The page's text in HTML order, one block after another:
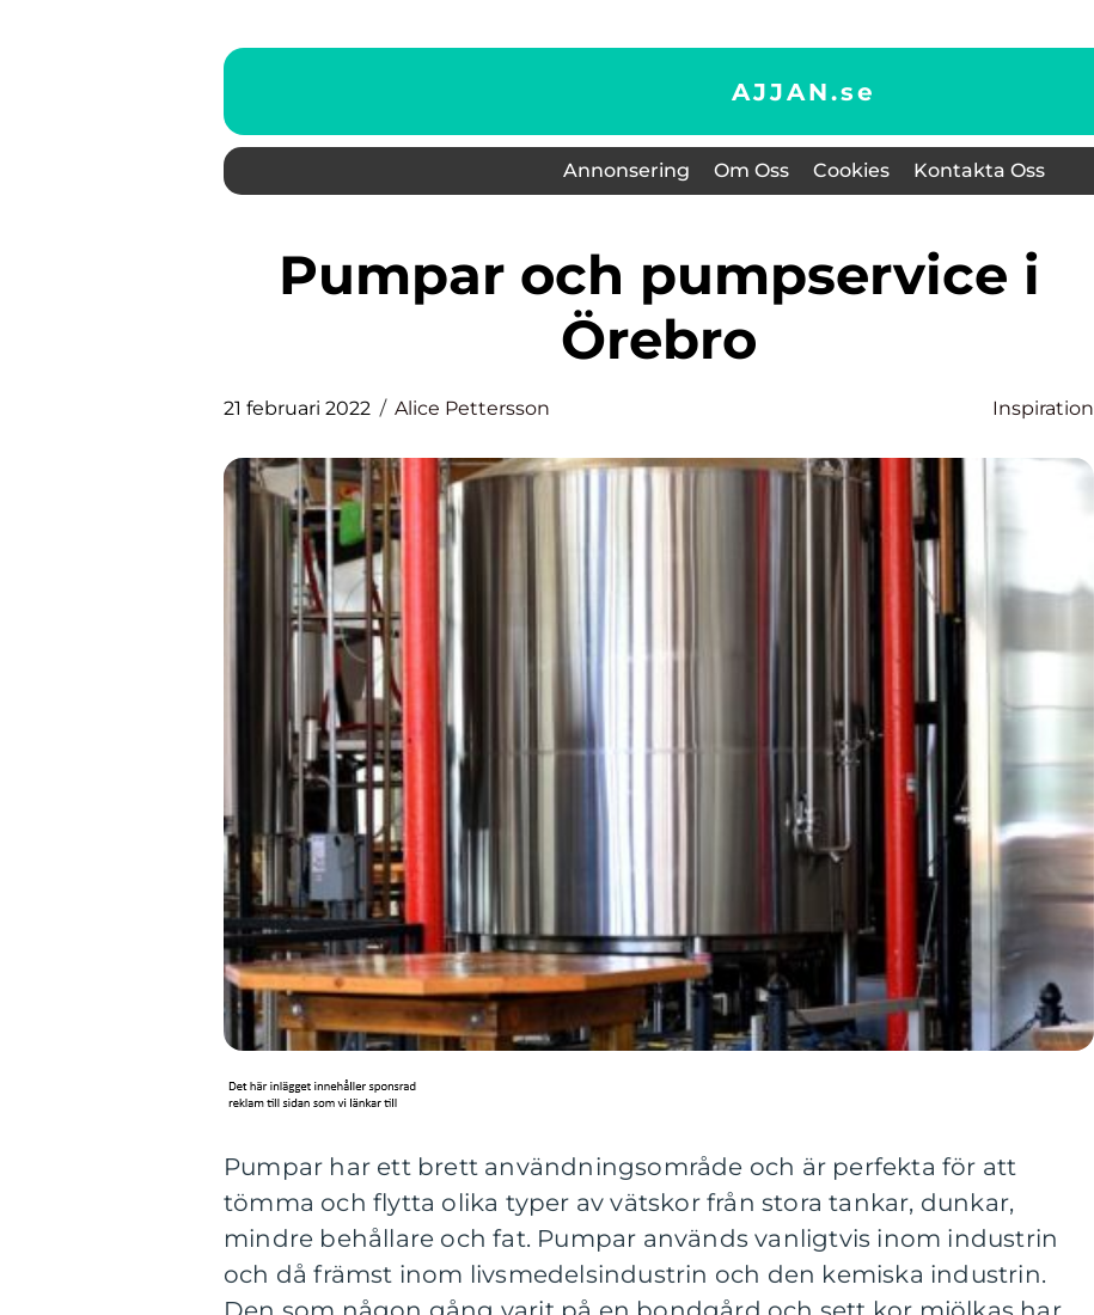
AJJAN.se
Annonsering Om Oss Cookies Kontakta Oss
Pumpar och pumpservice i
Örebro
21 februari 2022 Alice Pettersson Inspiration
Pumpar har ett brett användningsområde och är perfekta för att
tömma och flytta olika typer av vätskor från stora tankar, dunkar,
mindre behållare och fat. Pumpar används vanligtvis inom industrin
och då främst inom livsmedelsindustrin och den kemiska industrin.